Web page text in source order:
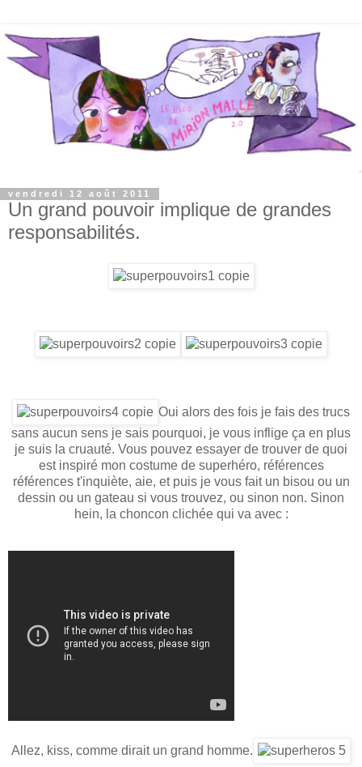
vendredi 12 août 2011
Un grand pouvoir implique de grandes
responsabilités.
Oui alors des fois je fais des trucs
sans aucun sens je sais pourquoi, je vous inflige ça en plus
je suis la cruauté. Vous pouvez essayer de trouver de quoi
est inspiré mon costume de superhéro, références
références t'inquiète, aie, et puis je vous fait un bisou ou un
dessin ou un gateau si vous trouvez, ou sinon non. Sinon
hein, la choncon clichée qui va avec :
Allez, kiss, comme dirait un grand homme.